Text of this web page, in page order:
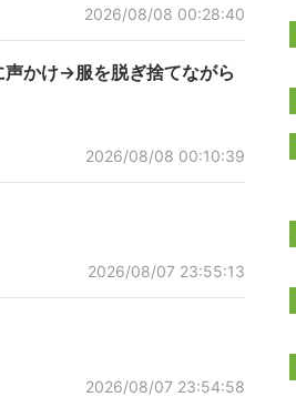
2026/08/08 00:28:40
声かけ→服を脱ぎ捨てながら
2026/08/08 00:10:39
2026/08/07 23:55:13
2026/08/07 23:54:58